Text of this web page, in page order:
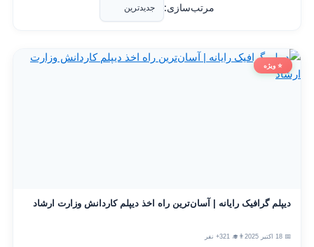
مرتب‌سازی:
⭐ ویژه
دیپلم گرافیک رایانه | آسان‌ترین راه اخذ دیپلم کاردانش وزارت ارشاد
👨‍🎓 321+ نفر